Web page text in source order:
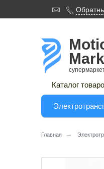
 
Каталог
Главная →